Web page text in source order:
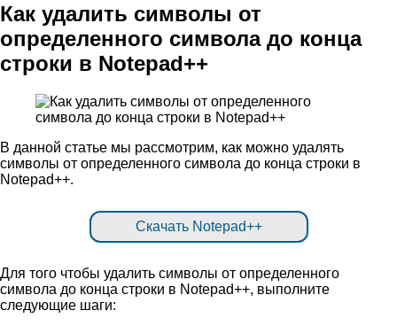
Как удалить символы от
определенного символа до конца
строки в Notepad++
В данной статье мы рассмотрим, как можно удалять
символы от определенного символа до конца строки в
Notepad++.
Скачать Notepad++
Для того чтобы удалить символы от определенного
символа до конца строки в Notepad++, выполните
следующие шаги: